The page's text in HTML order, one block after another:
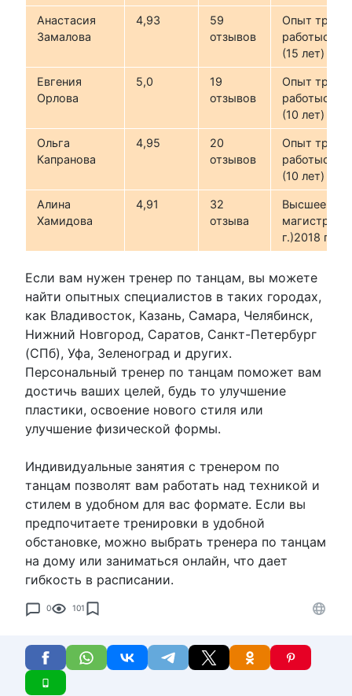
Анастасия
Замалова
4,93
59
отзывов
Опыт
работыс
(15 лет)
Евгения
Орлова
5,0
19
отзывов
Опыт
работыс
(10 лет)
Ольга
Капранова
4,95
20
отзывов
Опыт
работыс
(10 лет)
Алина
Хамидова
4,91
32
отзыва
Высшее
магистр,
г.)2018 г.
Если вам нужен тренер по танцам, вы можете
найти опытных специалистов в таких городах,
как Владивосток, Казань, Самара, Челябинск,
Нижний Новгород, Саратов, Санкт-Петербург
(СПб), Уфа, Зеленоград и других.
Персональный тренер по танцам поможет вам
достичь ваших целей, будь то улучшение
пластики, освоение нового стиля или
улучшение физической формы.
Индивидуальные занятия с тренером по
танцам позволят вам работать над техникой и
стилем в удобном для вас формате. Если вы
предпочитаете тренировки в удобной
обстановке, можно выбрать тренера по танцам
на дому или заниматься онлайн, что дает
гибкость в расписании.
0 101